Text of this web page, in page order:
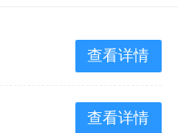
查看详情
查看详情